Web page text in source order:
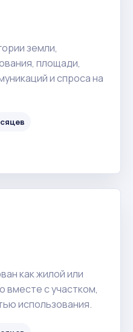
земли,
площади,
и спроса на
как жилой или
вместе с участком,
использования.